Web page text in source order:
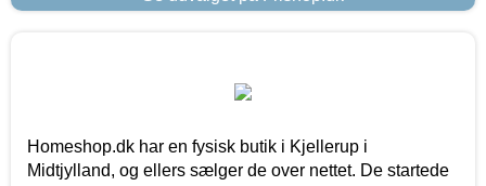
Homeshop.dk har en fysisk butik i Kjellerup i
Midtjylland, og ellers sælger de over nettet. De startede